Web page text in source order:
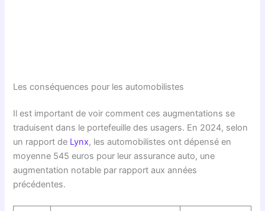
Les conséquences pour les automobilistes
Il est important de voir comment ces augmentations se
traduisent dans le portefeuille des usagers. En 2024, selon
un rapport de Lynx, les automobilistes ont dépensé en
moyenne 545 euros pour leur assurance auto, une
augmentation notable par rapport aux années
précédentes.